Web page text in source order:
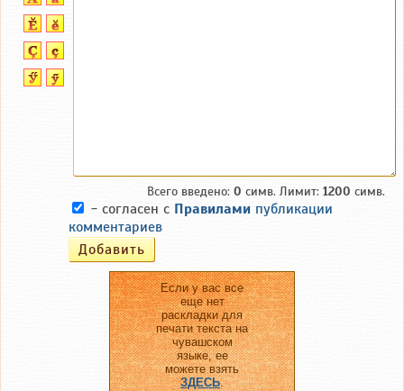
Всего введено: 0 симв. Лимит: 1200 симв.
- согласен с Правилами публикации
комментариев
Если у вас все
еще нет
раскладки для
печати текста на
чувашском
языке, ее
можете взять
ЗДЕСЬ.